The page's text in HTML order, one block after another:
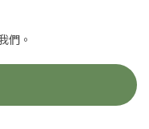
們。